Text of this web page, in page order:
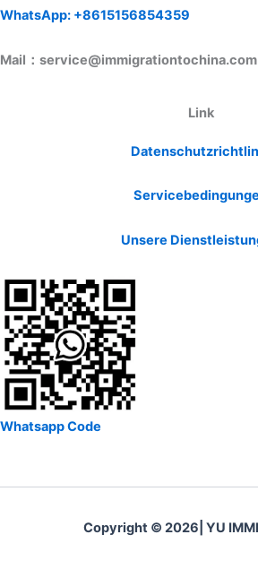
WhatsApp: +8615156854359
Mail：service@immigrationtochina.com
Link
Unsere
Whatsapp Code
Copyright © 2026| YU